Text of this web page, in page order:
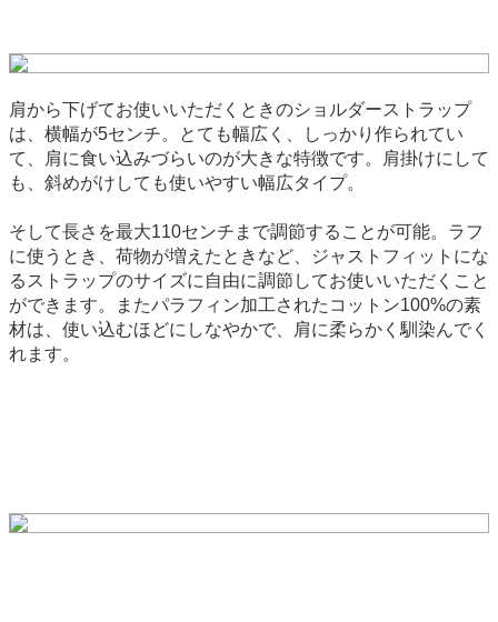
肩から下げてお使いいただくときのショルダーストラップ
は、横幅が5センチ。とても幅広く、しっかり作られてい
て、肩に食い込みづらいのが大きな特徴です。肩掛けにして
も、斜めがけしても使いやすい幅広タイプ。
そして長さを最大110センチまで調節することが可能。ラフ
に使うとき、荷物が増えたときなど、ジャストフィットにな
るストラップのサイズに自由に調節してお使いいただくこと
ができます。またパラフィン加工されたコットン100%の素
材は、使い込むほどにしなやかで、肩に柔らかく馴染んでく
れます。